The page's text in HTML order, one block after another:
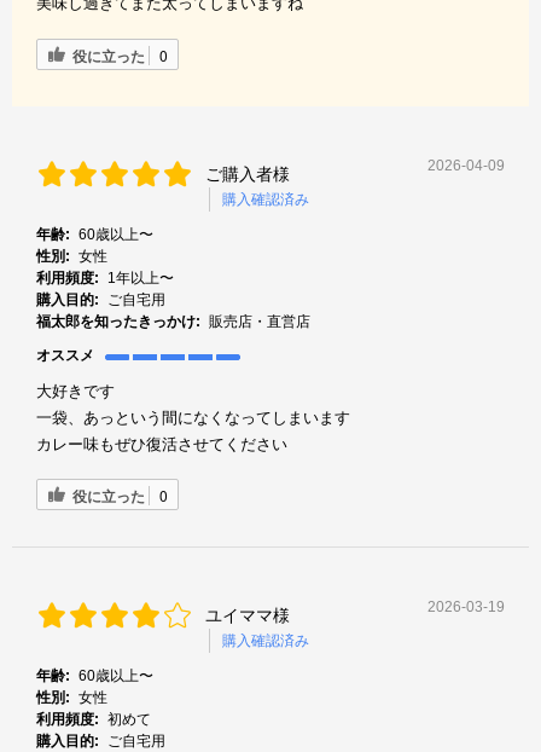
役に立った 0
ご購入者様
購入確認済み
2026-04-09
年齢: 60歳以上〜
性別: 女性
利用頻度:
1年以上〜
購入目的:
ご自宅用
福太郎を知ったきっかけ: 販売店・直営店
オススメ
大好きです
一袋、あっという間になくなってしまいます
カレー味もぜひ復活させてください
役に立った 0
ユイママ様
購入確認済み
2026-03-19
年齢: 60歳以上〜
性別: 女性
利用頻度: 初めて
購入目的:
ご自宅用